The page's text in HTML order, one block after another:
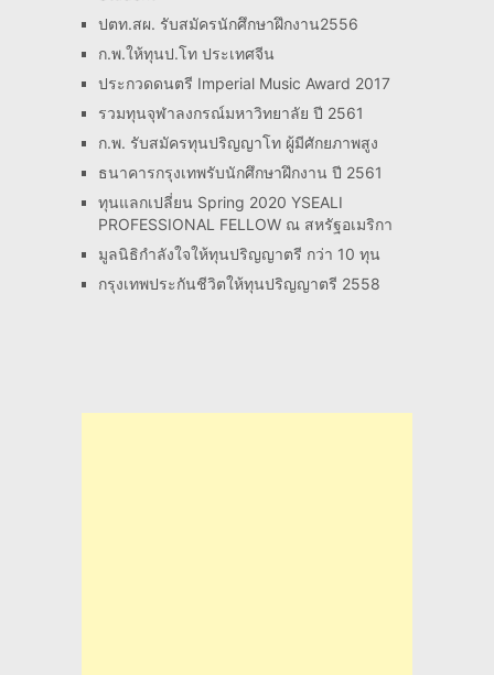
ปตท.สผ. รับสมัครนักศึกษาฝึกงาน2556
ก.พ.ให้ทุนป.โท ประเทศจีน
ประกวดดนตรี Imperial Music Award 2017
รวมทุนจุฬาลงกรณ์มหาวิทยาลัย ปี 2561
ก.พ. รับสมัครทุนปริญญาโท ผู้มีศักยภาพสูง
ธนาคารกรุงเทพรับนักศึกษาฝึกงาน ปี 2561
ทุนแลกเปลี่ยน Spring 2020 YSEALI
PROFESSIONAL FELLOW ณ สหรัฐอเมริกา
มูลนิธิกำลังใจให้ทุนปริญญาตรี กว่า 10 ทุน
กรุงเทพประกันชีวิตให้ทุนปริญญาตรี 2558